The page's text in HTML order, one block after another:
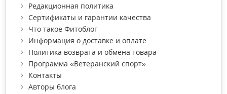
Редакционная политика
Сертификаты и гарантии качества
Что такое Фитоблог
Информация о доставке и оплате
Политика возврата и обмена товара
Программа «Ветеранский спорт»
Контакты
Авторы блога